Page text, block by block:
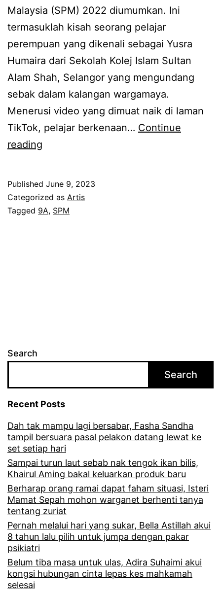
Malaysia (SPM) 2022 diumumkan. Ini
termasuklah kisah seorang pelajar
perempuan yang dikenali sebagai Yusra
Humaira dari Sekolah Kolej Islam Sultan
Alam Shah, Selangor yang mengundang
sebak dalam kalangan wargamaya.
Menerusi video yang dimuat naik di laman
TikTok, pelajar berkenaan… Continue
reading
a
r
i
u
n
i
d
a
p
a
9
A
Published June 9, 2023
Categorized as Artis
Tagged 9A, SPM
Search
Search
Recent Posts
Dah tak mampu lagi bersabar, Fasha Sandha
tampil bersuara pasal pelakon datang lewat ke
set setiap hari
Sampai turun laut sebab nak tengok ikan bilis,
Khairul Aming bakal keluarkan produk baru
Berharap orang ramai dapat faham situasi, Isteri
Mamat Sepah mohon warganet berhenti tanya
tentang zuriat
Pernah melalui hari yang sukar, Bella Astillah akui
8 tahun lalu pilih untuk jumpa dengan pakar
psikiatri
Belum tiba masa untuk ulas, Adira Suhaimi akui
kongsi hubungan cinta lepas kes mahkamah
selesai